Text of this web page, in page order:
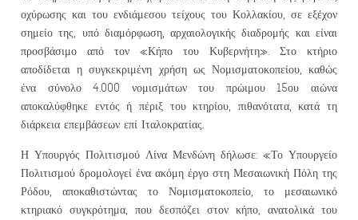
οχύρωσης και του ενδιάμεσου τείχους του Κολλακίου, σε εξέχον
σημείο της, υπό διαμόρφωση, αρχαιολογικής διαδρομής και είναι
προσβάσιμο από τον «Κήπο του Κυβερνήτη». Στο κτήριο
αποδίδεται η συγκεκριμένη χρήση ως Νομισματοκοπείου, καθώς
ένα σύνολο 4.000 νομισμάτων του πρώιμου 15ου αιώνα
αποκαλύφθηκε εντός ή πέριξ του κτηρίου, πιθανότατα, κατά τη
διάρκεια επεμβάσεων επί Ιταλοκρατίας.
Η Υπουργός Πολιτισμού Λίνα Μενδώνη δήλωσε: «Το Υπουργείο
Πολιτισμού δρομολογεί ένα ακόμη έργο στη Μεσαιωνική Πόλη της
Ρόδου, αποκαθιστώντας το Νομισματοκοπείο, το μεσαιωνικό
κτηριακό συγκρότημα, που δεσπόζει στον κήπο, ανατολικά του